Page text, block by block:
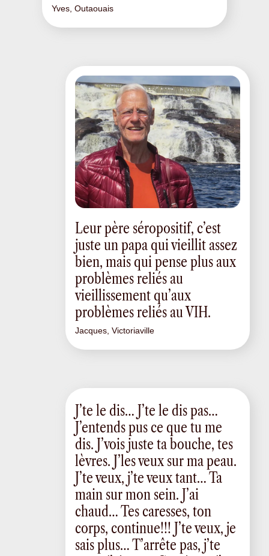
Yves, Outaouais
Leur père séropositif, c’est
juste un papa qui vieillit assez
bien, mais qui pense plus aux
problèmes reliés au
vieillissement qu’aux
problèmes reliés au VIH.
Jacques, Victoriaville
J’te le dis… J’te le dis pas…
J’entends pus ce que tu me
dis. J’vois juste ta bouche, tes
lèvres. J’les veux sur ma peau.
J’te veux, j’te veux tant… Ta
main sur mon sein. J’ai
chaud… Tes caresses, ton
corps, continue!!! J’te veux, je
sais plus… T’arrête pas, j’te